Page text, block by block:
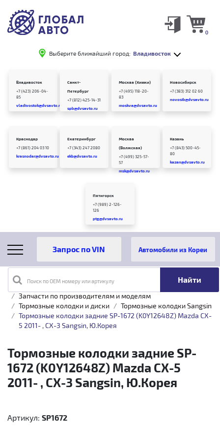
Выберите ближайший город: Владивосток
0
Владивосток
+7 (423) 206-04-
85
vladivostok@dvsavto.ru
Санкт-
Петербург
+7 (812) 425-14-31
spb@dvsavto.ru
Москва (Химки)
+7 (495) 118-20-
83
moskva@dvsavto.ru
Новосибирск
+7 (383) 312 02 60
novosib@dvsavto.ru
Краснодар
+7 (861) 204 03 10
krasnodar@dvsavto.ru
Екатеринбург
+7 (343) 247 2080
ekb@dvsavto.ru
Москва
(Волжская)
+7 (499) 325-57-
57
msk@dvsavto.ru
Казань
+7 (843) 500-45-
80
kazan@dvsavto.ru
Пятигорск
+7 (989) 2-126-
126
ptg@dvsavto.ru
Поиск по OEM номеру или артикулу
Автомобили из Кореи
Главная
Каталог товаров
Запчасти по производителям и моделям
Тормозные колодки и диски
Тормозные колодки Sangsin
Тормозные колодки задние SP-1672 (K0Y12648Z) Mazda CX-
5 2011- , CX-3 Sangsin, Ю.Корея
Тормозные колодки задние SP-
1672 (K0Y12648Z) Mazda CX-5
2011- , CX-3 Sangsin, Ю.Корея
Артикул: SP1672